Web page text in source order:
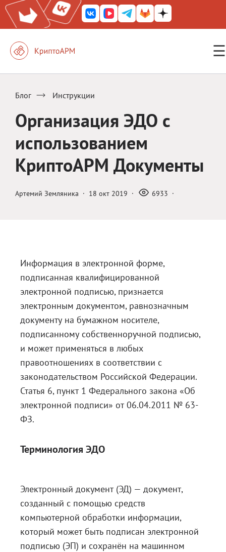
☰
Железный почтовый ящик
КриптоАРМ Mobile
КриптоАРМ ID
Документация
Получить КЭП
Магазин
Полная версия сайта
Блог Инструкции
Организация ЭДО с
использованием
КриптоАРМ Документы
Артемий Земляника · 18 окт 2019 · 6933 ·
Информация в электронной форме,
подписанная квалифицированной
электронной подписью, признается
электронным документом, равнозначным
документу на бумажном носителе,
подписанному собственноручной подписью,
и может применяться в любых
правоотношениях в соответствии с
законодательством Российской Федерации.
Статья 6, пункт 1 Федерального закона «Об
электронной подписи» от 06.04.2011 № 63-
ФЗ.
Терминология ЭДО
Электронный документ (ЭД) — документ,
созданный с помощью средств
компьютерной обработки информации,
который может быть подписан электронной
подписью (ЭП) и сохранён на машинном